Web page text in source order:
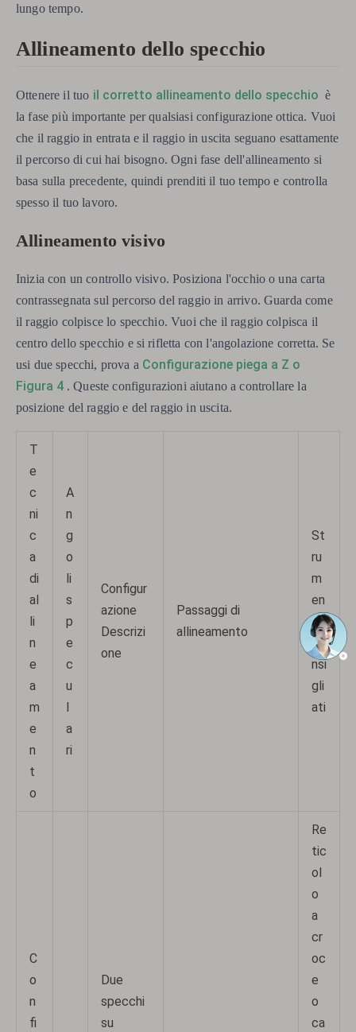
lungo tempo.
Allineamento dello specchio
Ottenere il tuo il corretto allineamento dello specchio è
la fase più importante per qualsiasi configurazione ottica. Vuoi
che il raggio in entrata e il raggio in uscita seguano esattamente
il percorso di cui hai bisogno. Ogni fase dell'allineamento si
basa sulla precedente, quindi prenditi il ​​tuo tempo e controlla
spesso il tuo lavoro.
Allineamento visivo
Inizia con un controllo visivo. Posiziona l'occhio o una carta
contrassegnata sul percorso del raggio in arrivo. Guarda come
il raggio colpisce lo specchio. Vuoi che il raggio colpisca il
centro dello specchio e si rifletta con l'angolazione corretta. Se
usi due specchi, prova a Configurazione piega a Z o
Figura 4 . Queste configurazioni aiutano a controllare la
posizione del raggio e del raggio in uscita.
T
e
c
ni
c
a
di
al
li
n
e
a
m
e
n
t
o
A
n
g
o
li
s
p
e
c
u
a
ri
Configur
azione
Descrizi
one
Passaggi di
allineamento
St
ru
m
en
ti
co
nsi
gli
ati
C
o
n
fi
Due
specchi
su
Re
tic
ol
o
a
cr
oc
e
o
ca